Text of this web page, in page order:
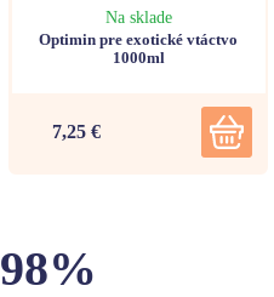
Na sklade
Optimin pre exotické vtáctvo
1000ml
7,25 €
98%